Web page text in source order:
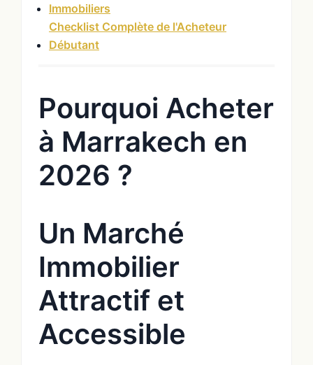
Immobiliers
Checklist Complète de l'Acheteur
Débutant
Pourquoi Acheter
à Marrakech en
2026 ?
Un Marché
Immobilier
Attractif et
Accessible